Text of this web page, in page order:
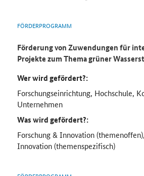
FÖRDERPROGRAMM
Förderung von Zuwendungen für
Projekte zum Thema grüner
Wer wird gefördert?:
Forschungseinrichtung, Hochschule,
Unternehmen
Was wird gefördert?:
Forschung & Innovation
Innovation (themenspezifisch)